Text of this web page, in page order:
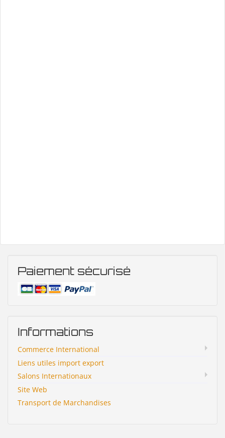
Paiement sécurisé
Informations
Commerce International
Liens utiles import export
Salons Internationaux
Site Web
Transport de Marchandises